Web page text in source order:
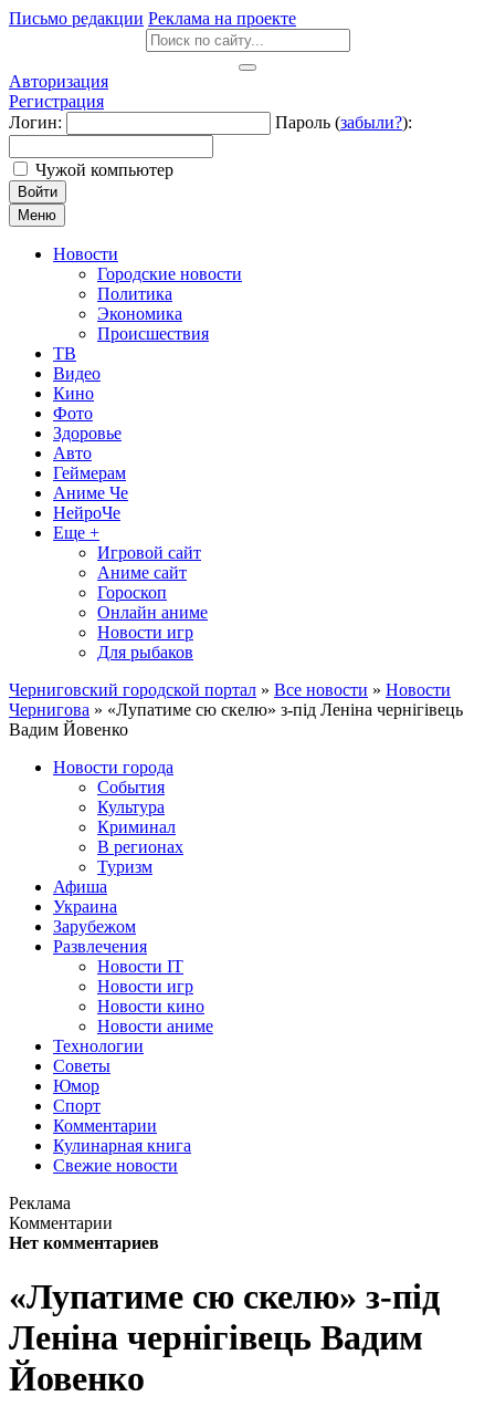
Письмо редакции Реклама на проекте
Авторизация
Регистрация
Логин:
Пароль (забыли?):
Чужой компьютер
Войти
Меню
Новости
Городские новости
Политика
Экономика
Происшествия
ТВ
Видео
Кино
Фото
Здоровье
Авто
Геймерам
Аниме Че
НейроЧе
Еще +
Игровой сайт
Аниме сайт
Гороскоп
Онлайн аниме
Новости игр
Для рыбаков
Черниговский городской портал » Все новости » Новости
Чернигова » «Лупатиме сю скелю» з-під Леніна чернігівець
Вадим Йовенко
Новости города
События
Культура
Криминал
В регионах
Туризм
Афиша
Украина
Зарубежом
Развлечения
Новости IT
Новости игр
Новости кино
Новости аниме
Технологии
Советы
Юмор
Спорт
Комментарии
Кулинарная книга
Свежие новости
Реклама
Комментарии
Нет комментариев
«Лупатиме сю скелю» з-під
Леніна чернігівець Вадим
Йовенко